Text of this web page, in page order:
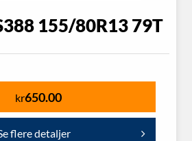
155/80R13 79T
kr650.00
flere detaljer